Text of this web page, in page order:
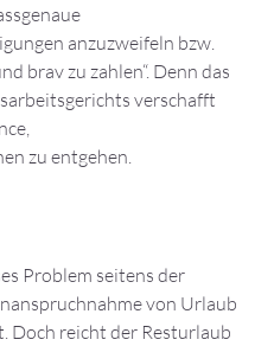
anzuzweifeln bzw.
brav zu zahlen“. Denn das
verschafft
zu entgehen.
Problem seitens der
von Urlaub
Doch reicht der Resturlaub